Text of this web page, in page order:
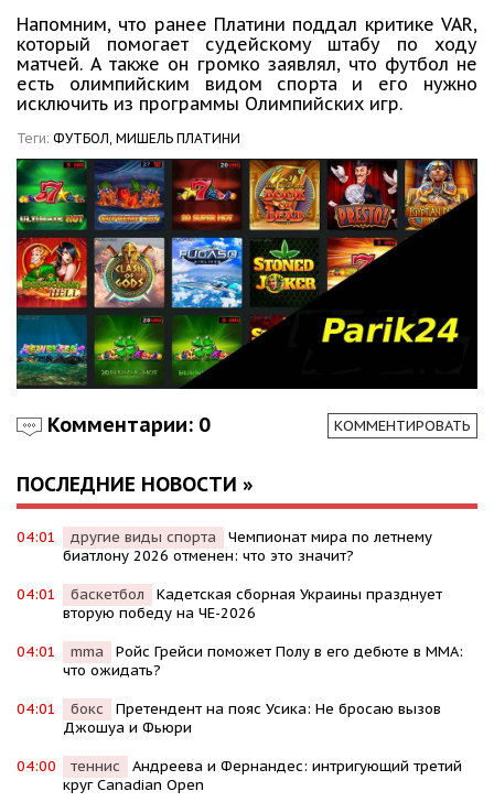
Напомним, что ранее Платини поддал критике VAR,
который помогает судейскому штабу по ходу
матчей. А также он громко заявлял, что футбол не
есть олимпийским видом спорта и его нужно
исключить из программы Олимпийских игр.
Теги: ФУТБОЛ, МИШЕЛЬ ПЛАТИНИ
Комментарии: 0 КОММЕНТИРОВАТЬ
ПОСЛЕДНИЕ НОВОСТИ »
04:01 другие виды спорта
Чемпионат мира по летнему
биатлону 2026 отменен: что это значит?
04:01 баскетбол
Кадетская сборная Украины празднует
вторую победу на ЧЕ-2026
04:01 mma
Ройс Грейси поможет Полу в его дебюте в MMA:
что ожидать?
04:01 бокс
Претендент на пояс Усика: Не бросаю вызов
Джошуа и Фьюри
04:00 теннис
Андреева и Фернандес: интригующий третий
круг Canadian Open